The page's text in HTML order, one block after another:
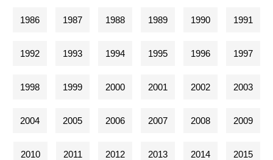
1986 1987 1988 1989 1990 1991
1992 1993 1994 1995 1996 1997
1998 1999 2000 2001 2002 2003
2004 2005 2006 2007 2008 2009
2010 2011 2012 2013 2014 2015